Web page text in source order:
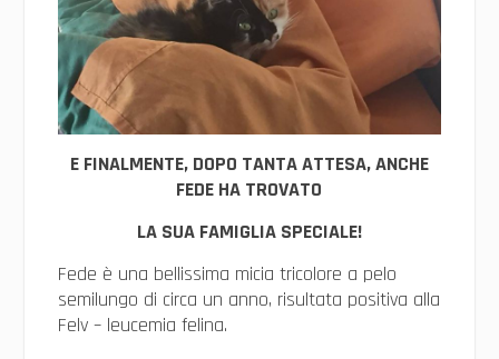
E FINALMENTE, DOPO TANTA ATTESA, ANCHE
FEDE HA TROVATO
LA SUA FAMIGLIA SPECIALE!
Fede è una bellissima micia tricolore a pelo
semilungo di circa un anno, risultata positiva alla
Felv – leucemia felina.